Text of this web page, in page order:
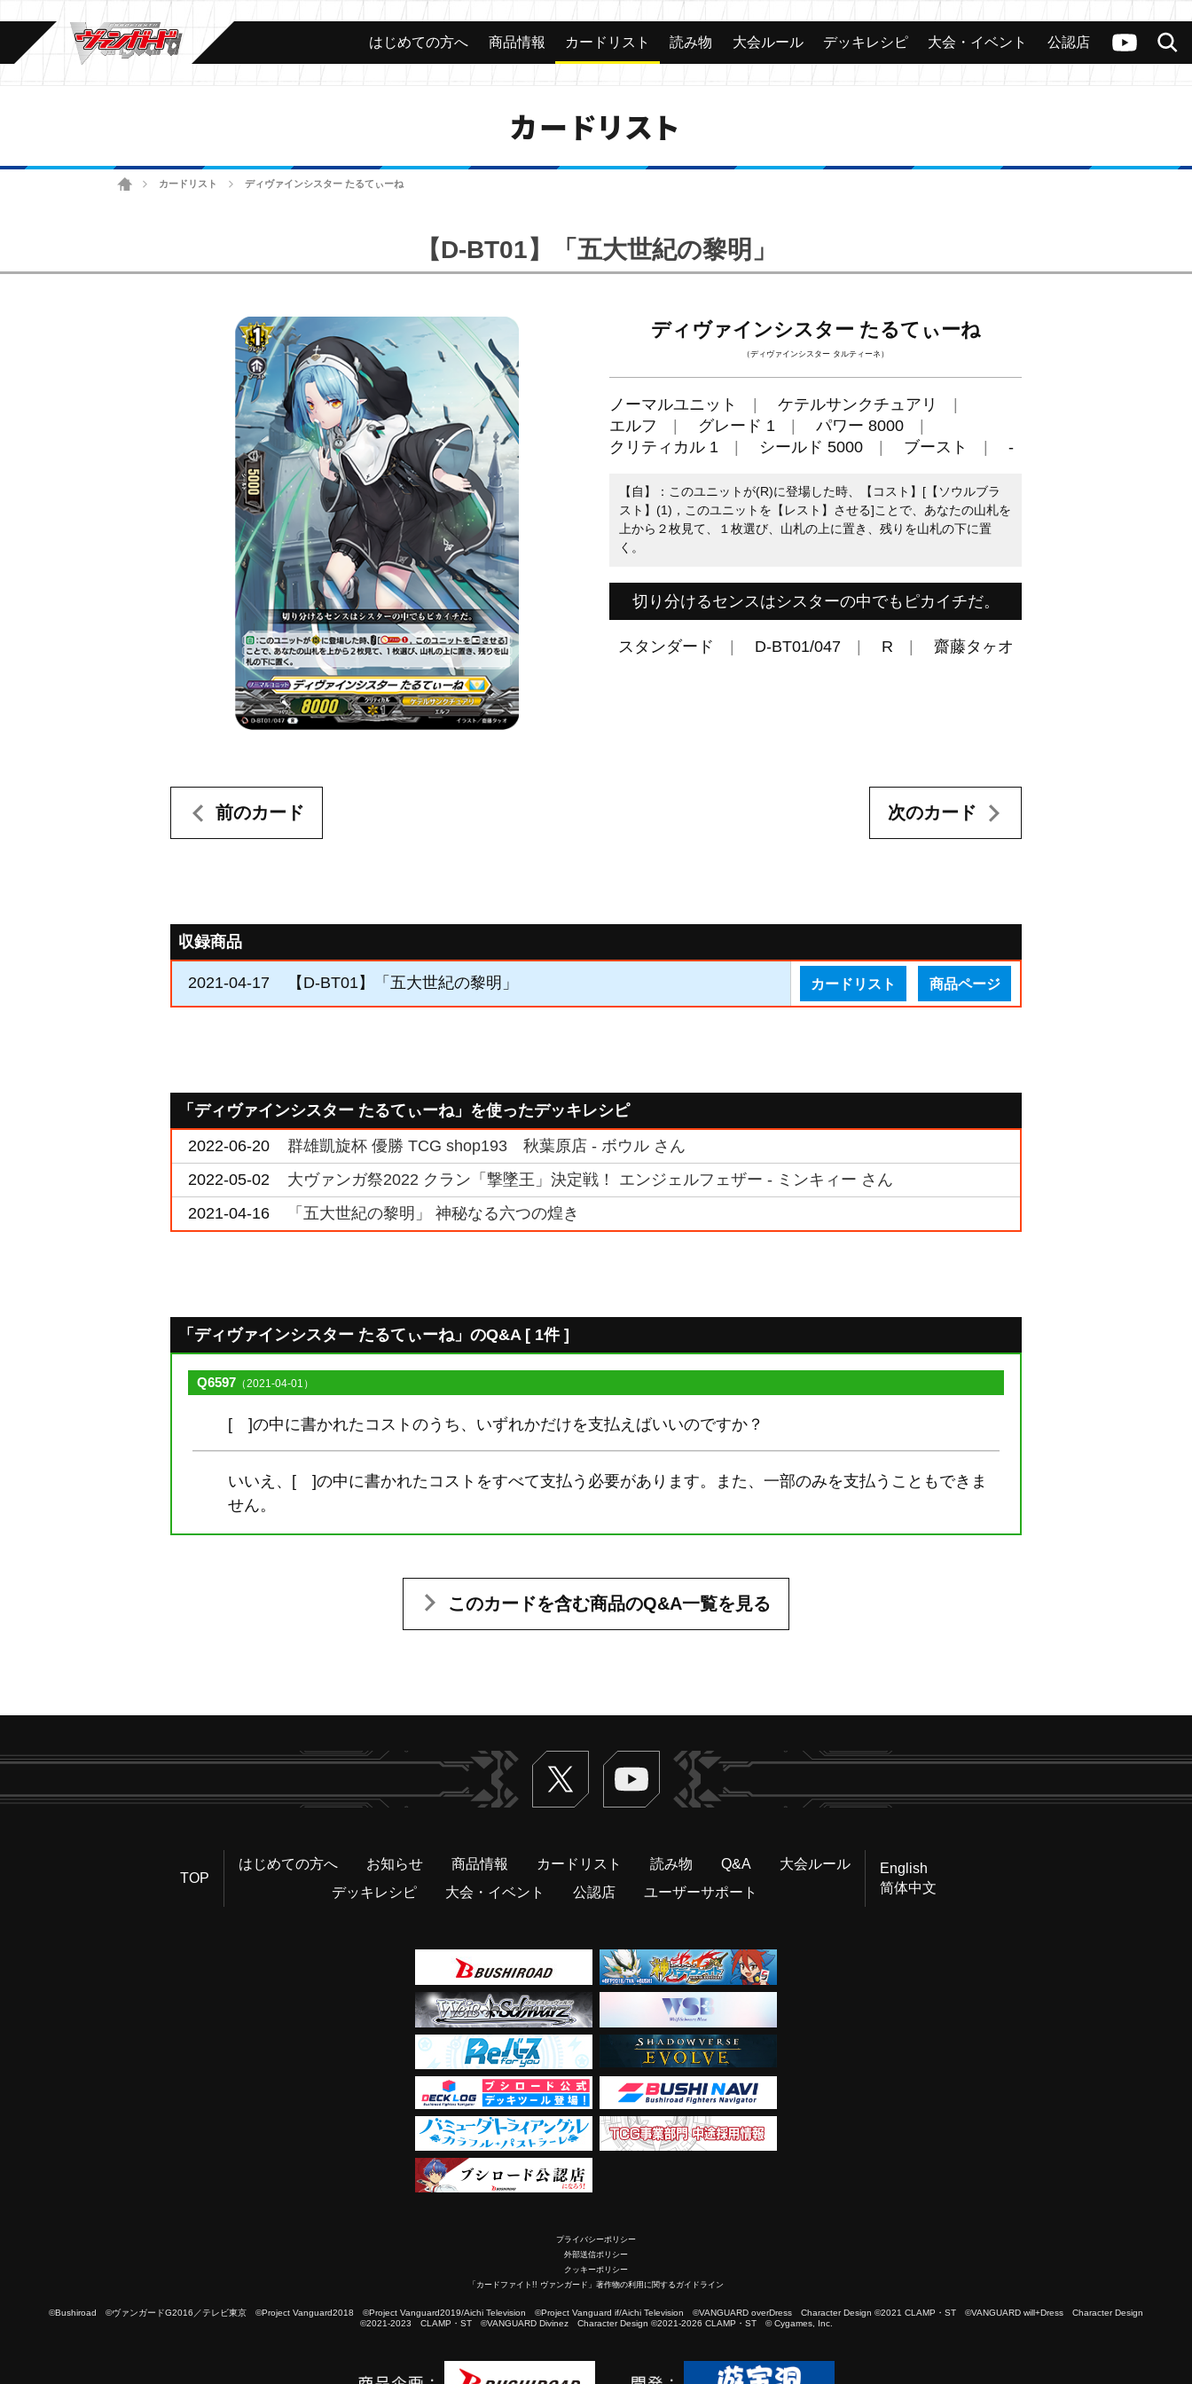
ヴァンガードch
検索
カード 大会 公認店舗 その他
はじめての方へ 商品情報 カードリスト 読み物 大会ルール デッキレシピ 大会・イベント 公認店
カードリスト
ホームカードリスト ディヴァインシスター たるてぃーね
【D-BT01】「五大世紀の黎明」
ディヴァインシスター たるてぃーね
（ディヴァインシスター タルティーネ）
ノーマルユニット
ケテルサンクチュアリ
エルフ
グレード 1
パワー 8000
クリティカル 1
シールド 5000 ブースト -
【自】：このユニットが(R)に登場した時、【コスト】[【ソウルブラ
スト】(1)，このユニットを【レスト】させる]ことで、あなたの山札を
上から２枚見て、１枚選び、山札の上に置き、残りを山札の下に置
く。
切り分けるセンスはシスターの中でもピカイチだ。
スタンダード D-BT01/047 R 齋藤タヶオ
前のカード 次のカード
収録商品
2021-04-17 【D-BT01】「五大世紀の黎明」 カードリスト 商品ページ
「ディヴァインシスター たるてぃーね」を使ったデッキレシピ
2022-06-20
群雄凱旋杯 優勝 TCG shop193 秋葉原店 - ボウル さん
2022-05-02
大ヴァンガ祭2022 クラン「撃墜王」決定戦！ エンジェルフェザー - ミンキィー さん
2021-04-16
「五大世紀の黎明」 神秘なる六つの煌き
「ディヴァインシスター たるてぃーね」のQ&A [ 1件 ]
Q6597 （2021-04-01）
[ ]の中に書かれたコストのうち、いずれかだけを支払えばいいのですか？
いいえ、[ ]の中に書かれたコストをすべて支払う必要があります。また、一部のみを支払うこともできま
せん。
このカードを含む商品のQ&A一覧を見る
Twitter ヴァンガードch
TOP
はじめての方へ お知らせ 商品情報 カードリスト 読み物 Q&A
大会ルール
デッキレシピ
大会・イベント 公認店 ユーザーサポート
English
简体中文
プライバシーポリシー
外部送信ポリシー
クッキーポリシー
「カードファイト!! ヴァンガード」著作物の利用に関するガイドライン
©Bushiroad ©ヴァンガードG2016／テレビ東京 ©Project Vanguard2018 ©Project Vanguard2019/Aichi Television ©Project Vanguard if/Aichi Television ©VANGUARD overDress Character Design ©2021 CLAMP・ST ©VANGUARD will+Dress Character Design
©2021-2023 CLAMP・ST ©VANGUARD Divinez Character Design ©2021-2026 CLAMP・ST © Cygames, Inc.